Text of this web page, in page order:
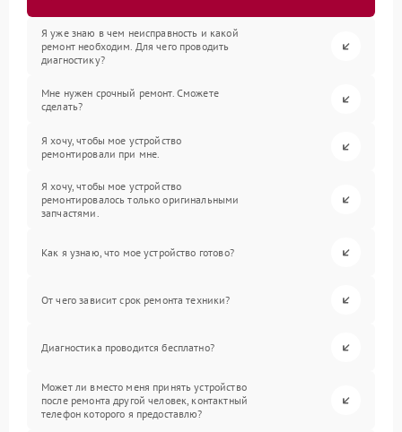
Я уже знаю в чем неисправность и какой
ремонт необходим. Для чего проводить
диагностику?
Мне нужен срочный ремонт. Сможете
сделать?
Я хочу, чтобы мое устройство
ремонтировали при мне.
Я хочу, чтобы мое устройство
ремонтировалось только оригинальными
запчастями.
Как я узнаю, что мое устройство готово?
От чего зависит срок ремонта техники?
Диагностика проводится бесплатно?
Может ли вместо меня принять устройство
после ремонта другой человек, контактный
телефон которого я предоставлю?